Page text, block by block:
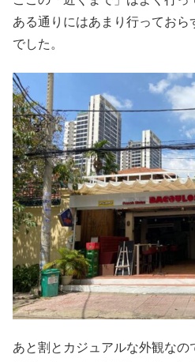
ある通りにはあまり行ってお
でした。
あと割とカジュアルな外観なの